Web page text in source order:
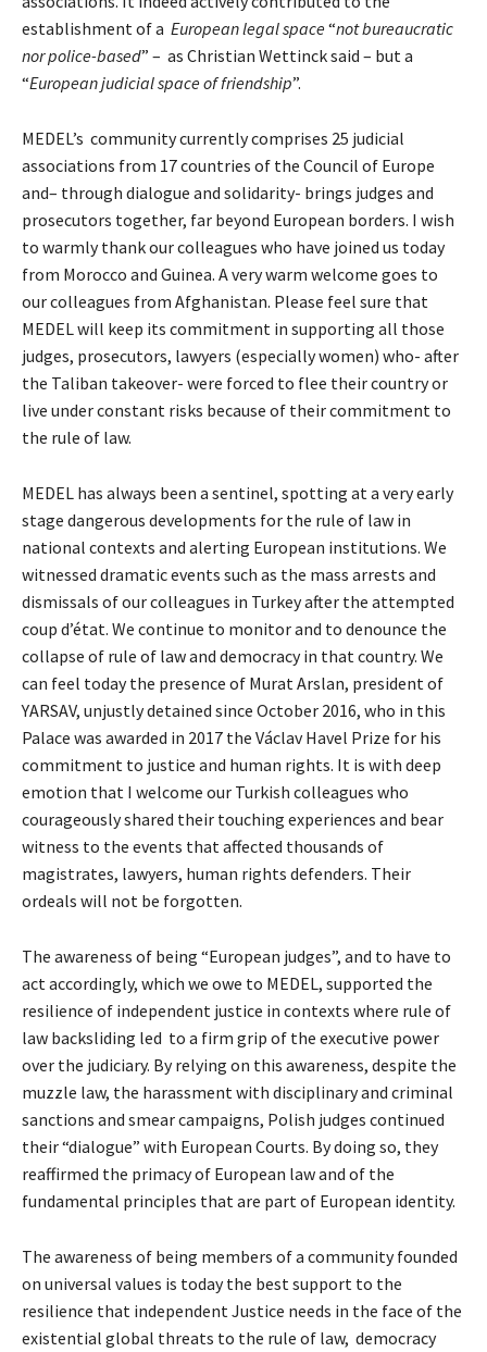
establishment of a European legal space“not bureaucratic
nor police-based” – as Christian Wettinck said – but a
“European judicial space of friendship”.
MEDEL’s community currently comprises 25 judicial
associations from 17 countries of the Council of Europe
and– through dialogue and solidarity- brings judges and
prosecutors together, far beyond European borders. I wish
to warmly thank our colleagues who have joined us today
from Morocco and Guinea. A very warm welcome goes to
our colleagues from Afghanistan. Please feel sure that
MEDEL will keep its commitment in supporting all those
judges, prosecutors, lawyers (especially women) who- after
the Taliban takeover- were forced to flee their country or
live under constant risks because of their commitment to
the rule of law.
MEDEL has always been a sentinel, spotting at a very early
stage dangerous developments for the rule of law in
national contexts and alerting European institutions. We
witnessed dramatic events such as the mass arrests and
dismissals of our colleagues in Turkey after the attempted
coup d’état. We continue to monitor and to denounce the
collapse of rule of law and democracy in that country. We
can feel today the presence of Murat Arslan, president of
YARSAV, unjustly detained since October 2016, who in this
Palace was awarded in 2017 the Václav Havel Prize for his
commitment to justice and human rights. It is with deep
emotion that I welcome our Turkish colleagues who
courageously shared their touching experiences and bear
witness to the events that affected thousands of
magistrates, lawyers, human rights defenders. Their
ordeals will not be forgotten.
The awareness of being “European judges”, and to have to
act accordingly, which we owe to MEDEL, supported the
resilience of independent justice in contexts where rule of
law backsliding led to a firm grip of the executive power
over the judiciary. By relying on this awareness, despite the
muzzle law, the harassment with disciplinary and criminal
sanctions and smear campaigns, Polish judges continued
their “dialogue” with European Courts. By doing so, they
reaffirmed the primacy of European law and of the
fundamental principles that are part of European identity.
The awareness of being members of a community founded
on universal values is today the best support to the
resilience that independent Justice needs in the face of the
existential global threats to the rule of law, democracy